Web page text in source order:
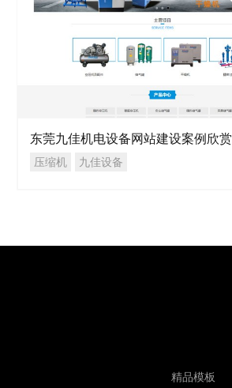
东莞九佳机电设备网站建设案例欣赏
压缩机 九佳设备
精品模板